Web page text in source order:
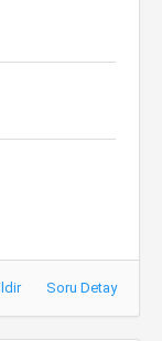
Soru Detay